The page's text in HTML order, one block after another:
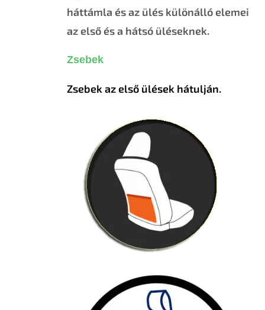
háttámla és az ülés különálló elemei
az első és a hátsó üléseknek.
Zsebek
Zsebek az első ülések hátulján.